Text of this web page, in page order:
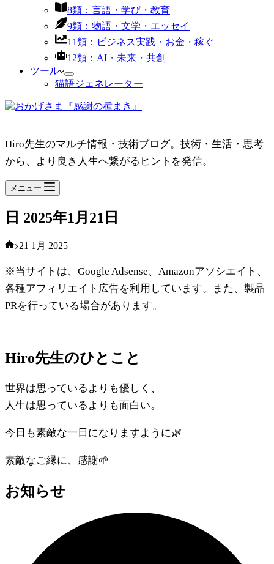
8類：言語・学び・教育
9類：物語・文学・エッセイ
11類：ビジネス実践・お金・稼ぐ
12類：AI・未来・共創
ツール
猫語ジェネレーター
Hiro先生のマルチ情報・技術ブログ。技術・生活・思考
から、より良き人生へ繋がるヒントを発信。
メニュー
日 2025年1月21日
ホ
ム
21 1月 2025
※当サイトは、Google Adsense、Amazonアソシエイト、
各種アフィリエイト広告を利用しています。また、製品
PRを行っている場合があります。
Hiro先生のひとこと
世界は思っているよりも優しく、
人生は思っているよりも面白い。
今日も素敵な一日になりますように🌿
素敵なご縁に、感謝🌱
お知らせ